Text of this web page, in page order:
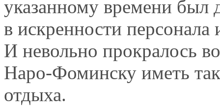
указанному времени был
в искренности
И невольно прокралось
Наро-Фоминску иметь
отдыха.